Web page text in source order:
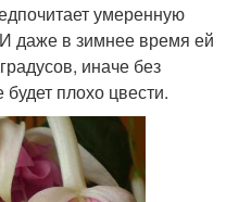
умеренную
даже в зимнее время ей
иначе без
плохо цвести.